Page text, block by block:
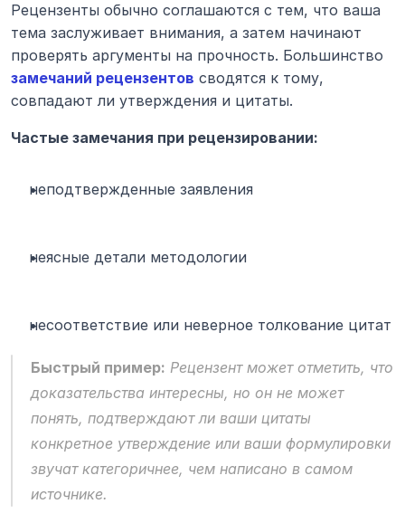
Рецензенты обычно соглашаются с тем, что ваша
тема заслуживает внимания, а затем начинают
замечаний рецензентов сводятся к тому,
совпадают ли утверждения и цитаты.
Частые замечания при рецензировании:
неподтвержденные заявления
неясные детали методологии
несоответствие или неверное толкование цитат
Быстрый пример: Рецензент может отметить, что
доказательства интересны, но он не может
понять, подтверждают ли ваши цитаты
конкретное утверждение или ваши формулировки
звучат категоричнее, чем написано в самом
источнике.